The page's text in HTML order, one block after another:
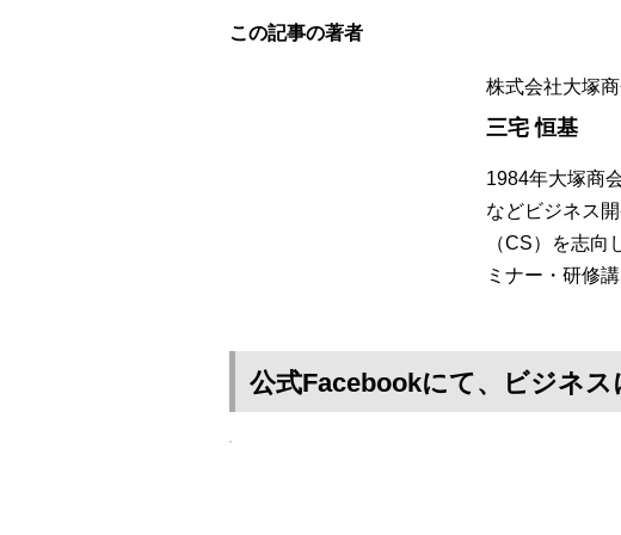
この記事の著者
株式会社大塚
三宅 恒基
1984年大塚商
などビジネス
（CS）を志
ミナー・研修
公式Facebookにて、ビジネ